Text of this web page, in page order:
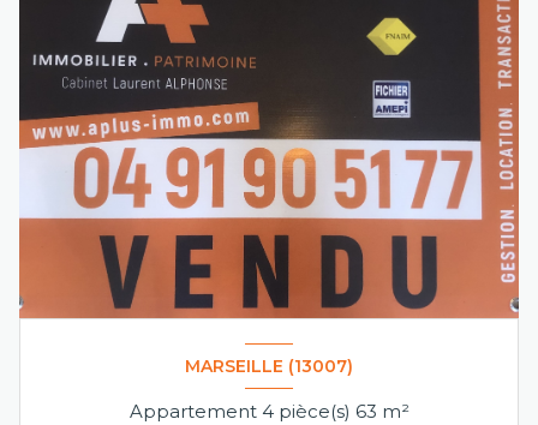
MARSEILLE (13007)
Appartement 4 pièce(s) 63 m²